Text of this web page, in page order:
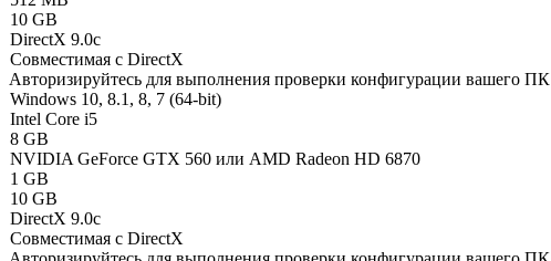
10 GB
DirectX 9.0c
Совместимая с DirectX
Авторизируйтесь для выполнения проверки конфигурации вашего ПК
Windows 10, 8.1, 8, 7 (64-bit)
Intel Core i5
8 GB
NVIDIA GeForce GTX 560 или AMD Radeon HD 6870
1 GB
10 GB
DirectX 9.0c
Совместимая с DirectX